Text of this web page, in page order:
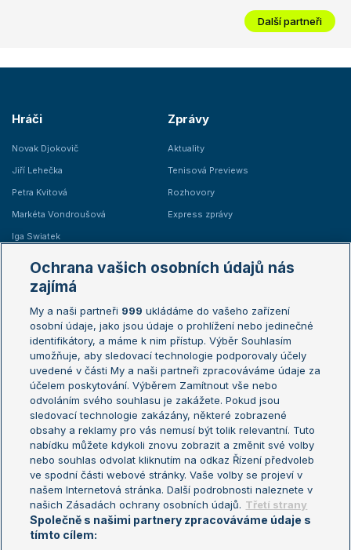
Další partneři
Hráči
Novak Djokovič
Jiří Lehečka
Petra Kvitová
Markéta Vondroušová
Iga Swiatek
Zprávy
Aktuality
Tenisová Previews
Rozhovory
Express zprávy
Žebříčky
Žebříček ATP (muži)
Žebříček WTA (ženy)
Sázkařský žebříček
Australian Open
French Open
Wimbledon
US Open
Turnaj mistrů
Turnaj mistryň
Aktualní trendy
Fotbalové přestupy
Livesport Daily
LS Prague Open
Ochrana vašich osobních údajů nás
zajímá
My a naši partneři 999 ukládáme do vašeho zařízení
osobní údaje, jako jsou údaje o prohlížení nebo jedinečné
identifikátory, a máme k nim přístup. Výběr Souhlasím
umožňuje, aby sledovací technologie podporovaly účely
uvedené v části My a naši partneři zpracováváme údaje za
účelem poskytování. Výběrem Zamítnout vše nebo
odvoláním svého souhlasu je zakážete. Pokud jsou
sledovací technologie zakázány, některé zobrazené
obsahy a reklamy pro vás nemusí být tolik relevantní. Tuto
nabídku můžete kdykoli znovu zobrazit a změnit své volby
nebo souhlas odvolat kliknutím na odkaz Řízení předvoleb
ve spodní části webové stránky. Vaše volby se projeví v
našem Internetová stránka. Další podrobnosti naleznete v
našich Zásadách ochrany osobních údajů. Třetí strany
Společně s našimi partnery zpracováváme údaje s
tímto cílem: